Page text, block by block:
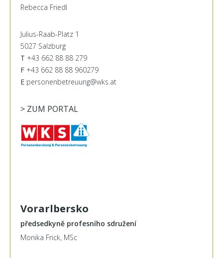
Rebecca Friedl
Julius-Raab-Platz 1
5027 Salzburg
T +43 662 88 88 279
F +43 662 88 88 960279
E personenbetreuung@wks.at
> ZUM PORTAL
Vorarlbersko
předsedkyně profesního sdružení
Monika Frick, MSc